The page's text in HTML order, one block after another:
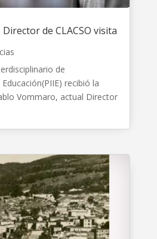
de CLACSO visita
de
recibió la
Vommaro, actual Director